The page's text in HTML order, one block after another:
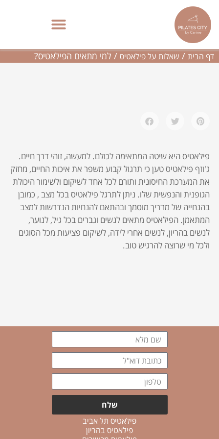
לתוכן
למי מתאים הפילאטיס?
דף הבית / שאלות על פילאטיס / למי מתאים הפילאטיס?
פילאטיס היא שיטה המתאימה לכולם. למעשה, זוהי דרך חיים.
ג'וזף פילאטיס טען כי תרגול קבוע משפר את איכות החיים, מחזק
את המערכת החיסונית ותורם לכל אחד לשיקום ולשימור היכולת
הגופנית והנפשית שלו. ניתן לתרגל פילאטיס בכל מצב , כמובן
בהנחייה של מדריך מוסמך ובהתאם להנחיות הנדרשות למצב
המתאמן. הפילאטיס מתאים לנשים וגברים בכל גיל, לנוער,
לנשים בהריון, לנשים אחרי לידה, לשיקום פציעות מכל הסוגים
ולכל מי שרוצה להרגיש טוב.
שם
מלא
כתובת
דוא"ל
טלפון
שלח
פילאטיס תל אביב
פילאטיס בהריון